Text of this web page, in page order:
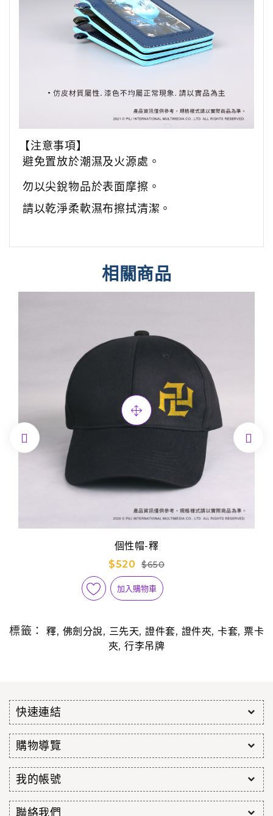
【注意事項】
避免置放於潮濕及火源處。
勿以尖銳物品於表面摩擦。
請以乾淨柔軟濕布擦拭清潔。
相關商品
個性帽-釋
$520
$650
加入購物車
 
標籤： 釋, 佛劍分說, 三先天, 證件套, 證件夾, 卡套, 票卡
夾,行李吊牌
快速連結
購物導覽
我的帳號
聯絡我們